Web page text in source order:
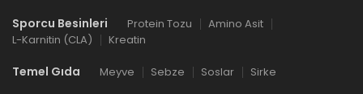
Sporcu Besinleri Protein Tozu
Amino Asit
L-Karnitin (CLA)
Kreatin
Temel Gıda Meyve Sebze Soslar Sirke